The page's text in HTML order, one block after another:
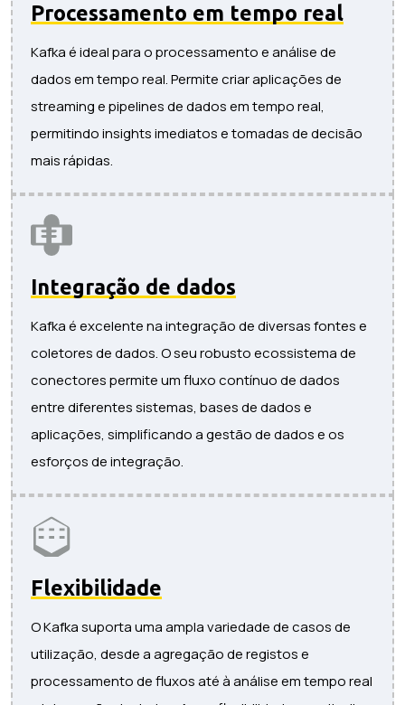
Processamento em tempo real
Kafka é ideal para o processamento e análise de
dados em tempo real. Permite criar aplicações de
streaming e pipelines de dados em tempo real,
permitindo insights imediatos e tomadas de decisão
mais rápidas.
Integração de dados
Kafka é excelente na integração de diversas fontes e
coletores de dados. O seu robusto ecossistema de
conectores permite um fluxo contínuo de dados
entre diferentes sistemas, bases de dados e
aplicações, simplificando a gestão de dados e os
esforços de integração.
Flexibilidade
O Kafka suporta uma ampla variedade de casos de
utilização, desde a agregação de registos e
processamento de fluxos até à análise em tempo real